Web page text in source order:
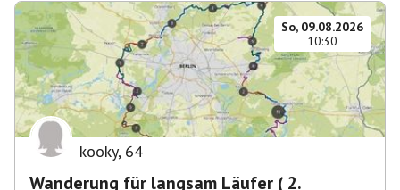
So, 09.08.2026
10:30
kooky, 64
Wanderung für langsam Läufer ( 2.